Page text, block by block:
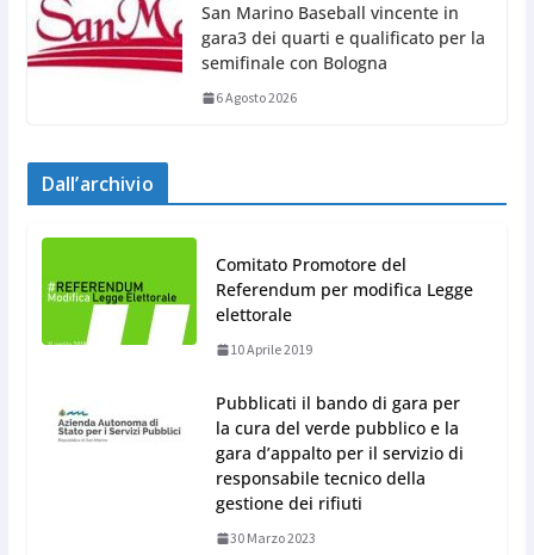
San Marino Baseball vincente in
gara3 dei quarti e qualificato per la
semifinale con Bologna
6 Agosto 2026
Dall’archivio
Comitato Promotore del
Referendum per modifica Legge
elettorale
10 Aprile 2019
Pubblicati il bando di gara per
la cura del verde pubblico e la
gara d’appalto per il servizio di
responsabile tecnico della
gestione dei rifiuti
30 Marzo 2023